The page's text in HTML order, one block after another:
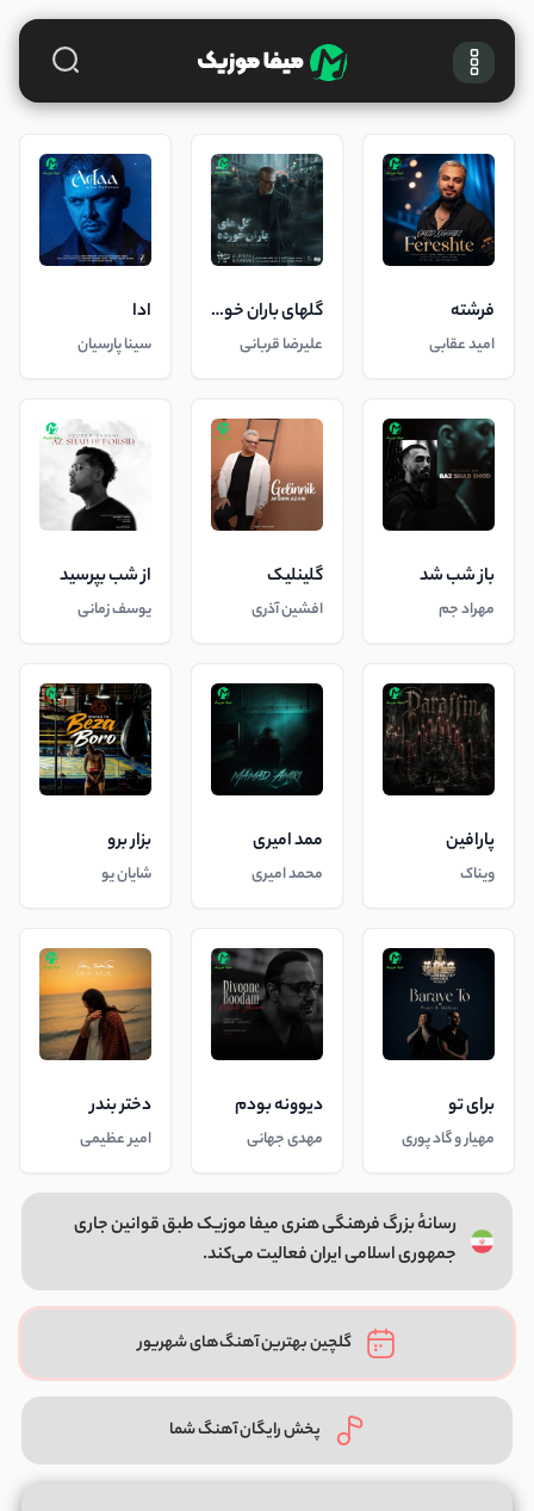
فرشته
امید عقابی
گلهای باران خورده
علیرضا قربانی
ادا
سینا پارسیان
باز شب شد
مهراد جم
گلینلیک
افشین آذری
از شب بپرسید
یوسف زمانی
پارافین
ویناک
ممد امیری
محمد امیری
بزار برو
شایان یو
برای تو
مهیار و گاد پوری
دیوونه بودم
مهدی جهانی
دختر بندر
امیر عظیمی
رسانهٔ بزرگ فرهنگی هنری میفا موزیک طبق قوانین جاری
جمهوری اسلامی ایران فعالیت می‌کند.
گلچین بهترین آهنگ‌های شهریور
پخش رایگان آهنگ شما